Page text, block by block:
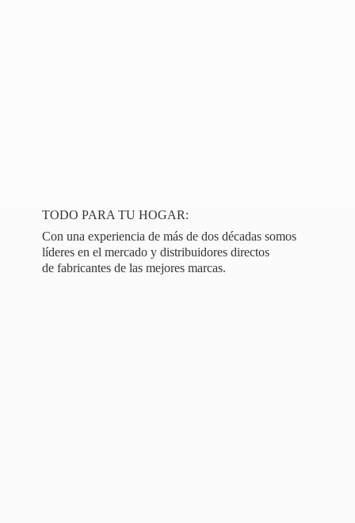
TODO PARA TU HOGAR:
Con una experiencia de más de dos décadas somos
líderes en el mercado y distribuidores directos
de fabricantes de las mejores marcas.